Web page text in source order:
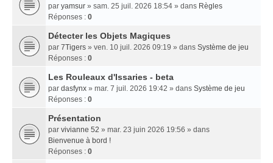
par yamsur » sam. 25 juil. 2026 18:54 » dans Règles
Réponses : 0
Détecter les Objets Magiques
par 7Tigers » ven. 10 juil. 2026 09:19 » dans Système de jeu
Réponses : 0
Les Rouleaux d'Issaries - beta
par dasfynx » mar. 7 juil. 2026 19:42 » dans Système de jeu
Réponses : 0
Présentation
par vivianne 52 » mar. 23 juin 2026 19:56 » dans
Bienvenue à bord !
Réponses : 0